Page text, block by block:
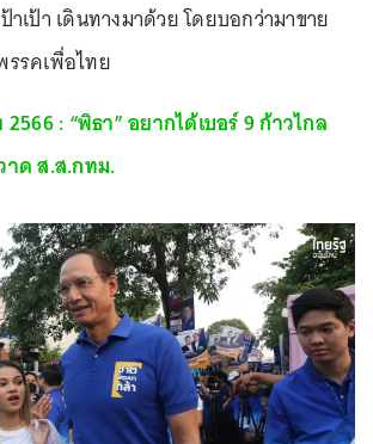
เป้า เดินทางมาด้วย โดยบอกว่ามาขาย
รคเพื่อไทย
2566 : “พิธา” อยากได้เบอร์ 9 ก้าวไกล
าด ส.ส.กทม.